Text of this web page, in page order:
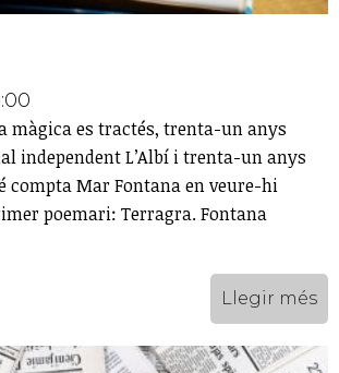
màgica es tractés, trenta-un anys
independent L’Albí i trenta-un anys
compta Mar Fontana en veure-hi
poemari: Terragra. Fontana
Llegir més